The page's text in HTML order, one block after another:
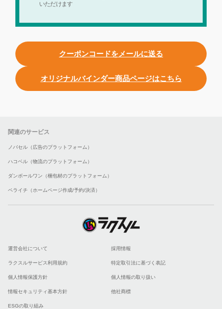
いただけます
クーポンコードをメールに送る
オリジナルバインダー商品ページはこちら
関連のサービス
ノバセル（広告のプラットフォーム）
ハコベル（物流のプラットフォーム）
ダンボールワン（梱包材のプラットフォーム）
ペライチ（ホームページ作成/予約/決済）
運営会社について 採用情報
ラクスルサービス利用規約 特定取引法に基づく表記
個人情報保護方針 個人情報の取り扱い
情報セキュリティ基本方針 他社商標
ESGの取り組み